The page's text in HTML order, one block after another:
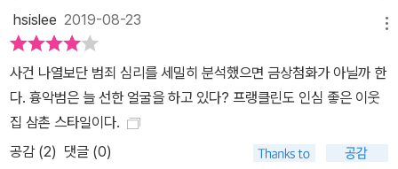
을 검거한 경우를 밝힌다. 이 하나의 사건과 사우스 센트럴의 수많은
살인사건의 수사방식은 대조적이다. 이렇게 저자는 피해자의 인종과
대부분 ‘흑인 여성’이라는 점을 명확히 하며, 그것이 그들이 손쉽게 범
죄의 표적이 되었다는 것뿐만 아니라 이 사건이 오랫동안 수면 아래
가라앉은 원인이 되었음을 말한다. ▶ ‘과연 우리의 수사과정은 올바
른가?’ 결코 멀지 않은 곳에 존재하는 이야기들 ‘그림 슬리퍼’ 사건을
hsislee 2019-08-23
사건 나열보단 범죄 심리를 세밀히 분석했으면 금상첨화가 아닐까 한
다. 흉악범은 늘 선한 얼굴을 하고 있다? 프랭클린도 인심 좋은 이웃
집 삼촌 스타일이다.
공감 (2) 댓글 (0)